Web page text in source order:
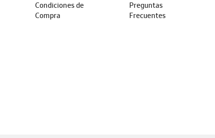
Condiciones de
Compra
Preguntas
Frecuentes